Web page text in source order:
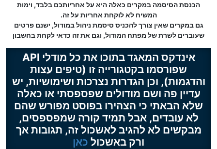
הכנסת הסיסמה במקרים כאלה היא על אחריותכם בלבד, וימות
המשיח לא לוקחת אחריות על זה.
גם במקרים שאין צורך להכניס סיסמת ניהול במודול, ישנם פרטים
שעוברים לשרת של מפתח המודול, וגם את זה כדאי לקחת בחשבון
אינדקס המאגד בתוכו את כל מודלי API
שפורסמו בקטגורייה זו (טיפים עצות
והדגמות), וכן הגדרות נצרכות ושימושיות, יש
עדיין פה ושם מודולים שפספסתי או כאלה
שלא הבאתי כי הצהירו בפוסט מפורש שהם
לא עובדים, אבל תמיד קורה שמפספסים,
מבקשים לא להגיב לאשכול זה, תגובות אך
ורק באשכול כאן